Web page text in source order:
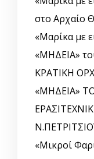
στο Αρχαίο
«Μαρίκα με
«ΜΗΔΕΙΑ»
ΚΡΑΤΙΚΗ
«ΜΗΔΕΙΑ»
«Μικροί